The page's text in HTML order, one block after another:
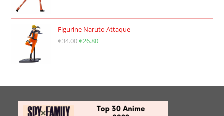
Figurine Naruto Attaque
€34.00Le
€26.80Le